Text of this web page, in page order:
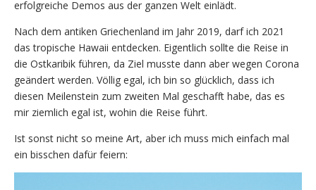
erfolgreiche Demos aus der ganzen Welt einlädt.
Nach dem antiken Griechenland im Jahr 2019, darf ich 2021
das tropische Hawaii entdecken. Eigentlich sollte die Reise in
die Ostkaribik führen, da Ziel musste dann aber wegen Corona
geändert werden. Völlig egal, ich bin so glücklich, dass ich
diesen Meilenstein zum zweiten Mal geschafft habe, das es
mir ziemlich egal ist, wohin die Reise führt.
Ist sonst nicht so meine Art, aber ich muss mich einfach mal
ein bisschen dafür feiern: